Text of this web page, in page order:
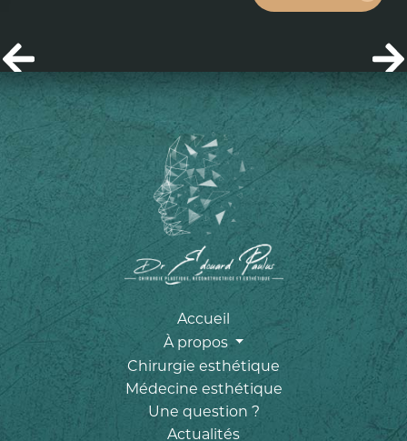
Accueil
À propos
Chirurgie esthétique
Médecine esthétique
Une question ?
Actualités